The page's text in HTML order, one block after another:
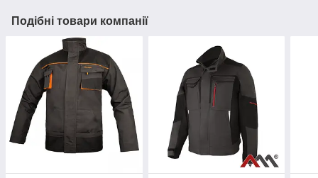
Подібні товари компанії